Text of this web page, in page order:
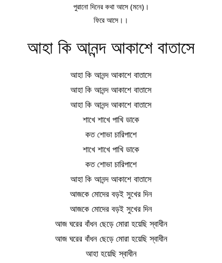
পুরানো দিনের কথা আসে (মনে)।
ফিরে আসে।।
আহা কি আনন্দ আকাশে বাতাসে
আহা কি আনন্দ আকাশে বাতাসে
আহা কি আনন্দ আকাশে বাতাসে
আহা কি আনন্দ আকাশে বাতাসে
শাখে শাখে পাখি ডাকে
কত শোভা চারিপাশে
শাখে শাখে পাখি ডাকে
কত শোভা চারিপাশে
আহা কি আনন্দ আকাশে বাতাসে
আজকে মোদের বড়ই সুখের দিন
আজকে মোদের বড়ই সুখের দিন
আজ ঘরের বাঁধন ছেড়ে মোরা হয়েছি স্বাধীন
আজ ঘরের বাঁধন ছেড়ে মোরা হয়েছি স্বাধীন
আহা হয়েছি স্বাধীন